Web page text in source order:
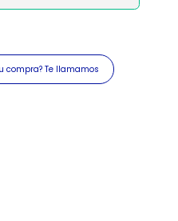
compra? Te llamamos